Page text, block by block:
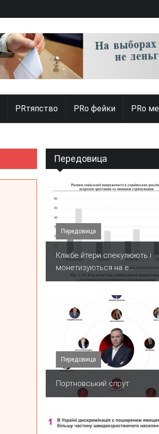
PRтяпство PRo фейки PRo
Передовица
Передовица
Клікбе йтери спекулюють і
монетизуються на е...
Передовица
Портновський спрут